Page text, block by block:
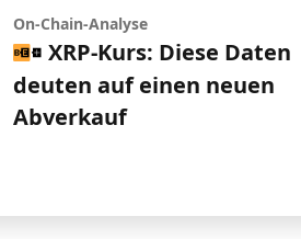
On-Chain-Analyse
XRP-Kurs: Diese Daten
deuten auf einen neuen
Abverkauf